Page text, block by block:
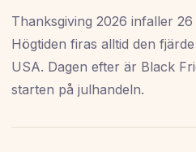
Thanksgiving 2026 infaller
Högtiden firas alltid den
USA. Dagen efter är Black
starten på julhandeln.